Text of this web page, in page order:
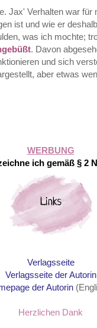
Jax' Verhalten war
ist und wie er
was ich mochte;
. Davon
und sich
aber etwas
WERBUNG
ich gemäß § 2
Verlagsseite
Verlagsseite der Autorin
der Autorin
Herzlichen Dank